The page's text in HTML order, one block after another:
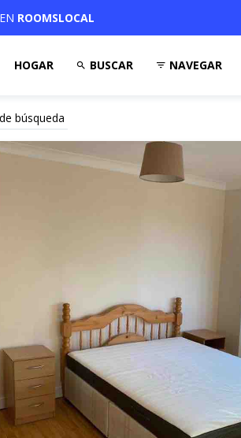
ROOMSLOCAL
HOGAR BUSCAR NAVEGAR
búsqueda